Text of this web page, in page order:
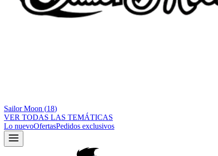
Sailor Moon (18)
VER TODAS LAS TEMÁTICAS
Lo nuevoOfertasPedidos exclusivos